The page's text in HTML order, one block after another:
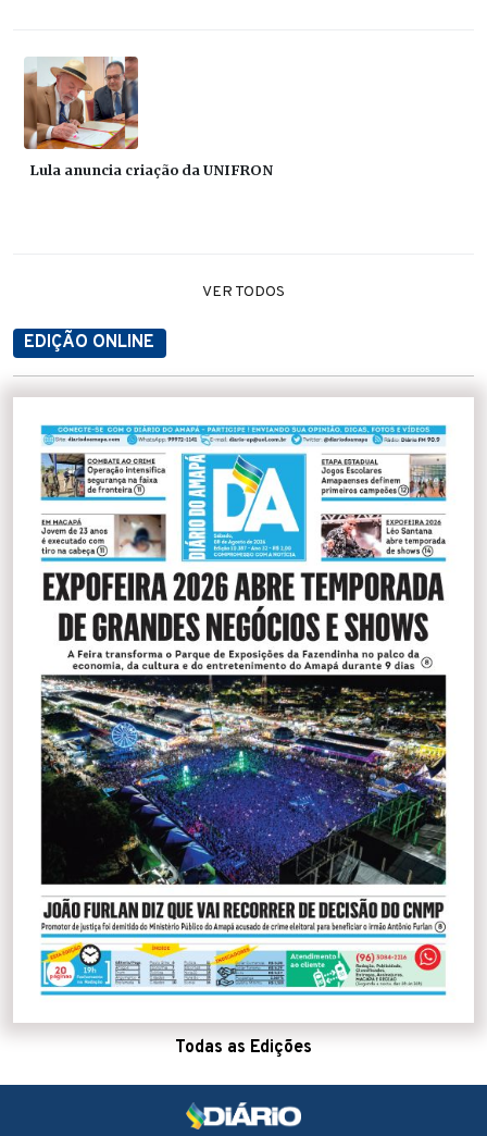
Lula anuncia criação da UNIFRON
VER TODOS
EDIÇÃO ONLINE
Todas as Edições